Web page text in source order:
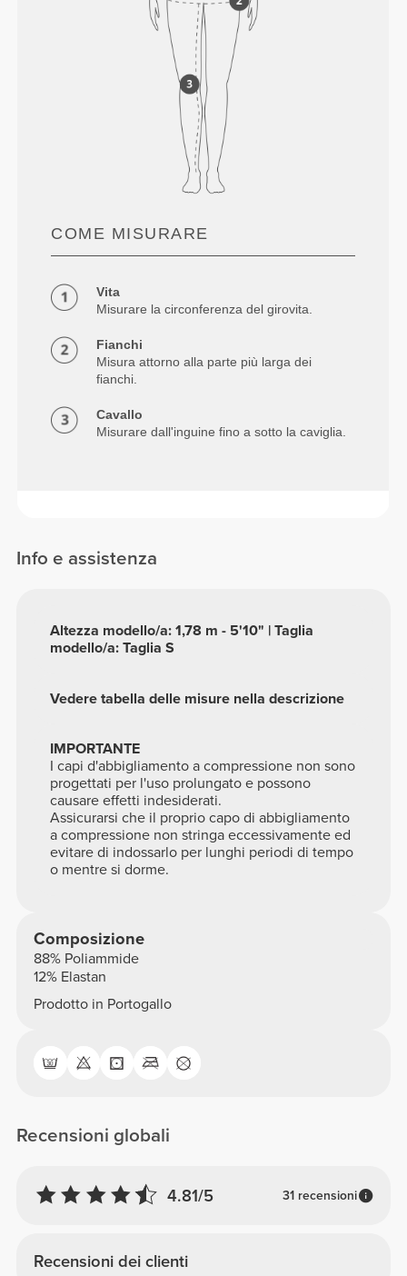
COME MISURARE
Vita
Misurare la circonferenza del girovita.
Fianchi
Misura attorno alla parte più larga dei
fianchi.
Cavallo
Misurare dall'inguine fino a sotto la caviglia.
Info e assistenza
IMPORTANTE
I capi d'abbigliamento a compressione non sono
progettati per l'uso prolungato e possono
causare effetti indesiderati.
Assicurarsi che il proprio capo di abbigliamento
a compressione non stringa eccessivamente ed
evitare di indossarlo per lunghi periodi di tempo
o mentre si dorme.
Vedere tabella delle misure nella descrizione
Altezza modello/a: 1,78 m - 5'10" | Taglia
modello/a: Taglia S
Composizione
88% Poliammide
12% Elastan
Prodotto in Portogallo
Recensioni globali
4.81/5 31 recensioni
Recensioni dei clienti